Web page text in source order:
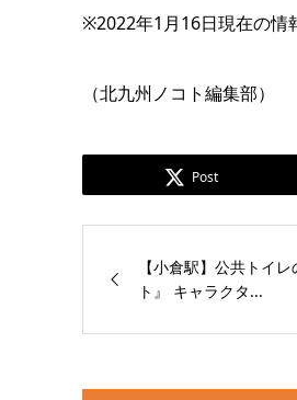
※2022年1月16日現在の情
（北九州ノコト編集部）
Post
【小倉駅】公共トイ
ト』 キャラクタ...